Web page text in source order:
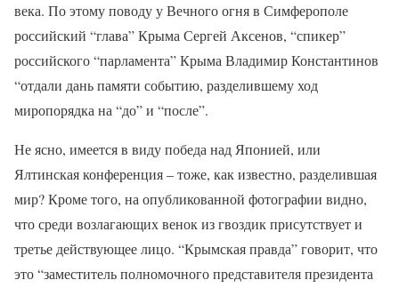
века. По этому поводу у Вечного огня в Симферополе
российский “глава” Крыма Сергей Аксенов, “спикер”
российского “парламента” Крыма Владимир Константинов
“отдали дань памяти событию, разделившему ход
миропорядка на “до” и “после”.
Не ясно, имеется в виду победа над Японией, или
Ялтинская конференция – тоже, как известно, разделившая
мир? Кроме того, на опубликованной фотографии видно,
что среди возлагающих венок из гвоздик присутствует и
третье действующее лицо. “Крымская правда” говорит, что
это “заместитель полномочного представителя президента